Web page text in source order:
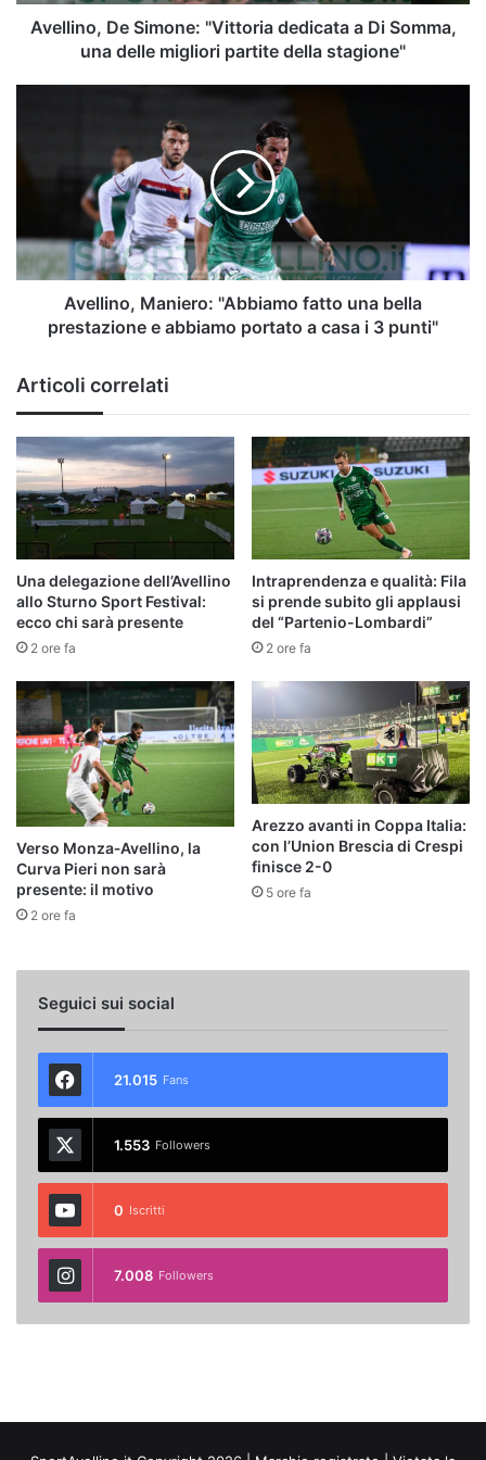
delle
Avellino, De Simone: "Vittoria dedicata a Di Somma,
una delle migliori partite della stagione"
e
abbiamo
3
punti"
Avellino, Maniero: "Abbiamo fatto una bella
prestazione e abbiamo portato a casa i 3 punti"
Articoli correlati
Una delegazione dell’Avellino
allo Sturno Sport Festival:
ecco chi sarà presente
2 ore fa
Intraprendenza e qualità: Fila
si prende subito gli applausi
del “Partenio-Lombardi”
2 ore fa
Verso Monza‑Avellino, la
Curva Pieri non sarà
presente: il motivo
2 ore fa
Arezzo avanti in Coppa Italia:
con l’Union Brescia di Crespi
finisce 2-0
5 ore fa
Seguici sui social
21.015 Fans
1.553 Followers
0 Iscritti
7.008 Followers